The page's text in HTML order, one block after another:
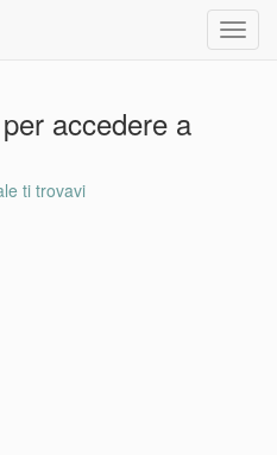
accedere a
ti trovavi